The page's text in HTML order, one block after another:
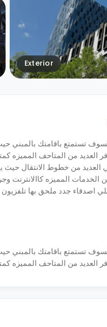
Exterior
تستمتع باقامتك بالمبني
العديد من المتاحف
العديد من خطوط الانتقال حيث
من الخدمات المميزه
اصدقاء جدد ملحق بها
تستمتع باقامتك بالمبني
العديد من المتاحف